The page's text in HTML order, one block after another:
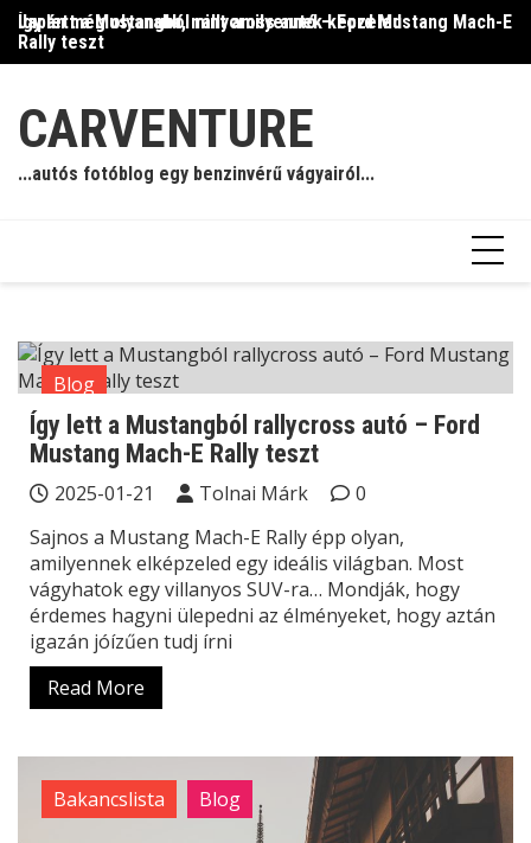
Skip
content
Így lett a Mustangból rallycross autó – Ford Mustang Mach-E
Rally teszt
Japán még olyanabb, mint amilyennek képzeled
CARVENTURE
...autós fotóblog egy benzinvérű vágyairól...
Blog
Így lett a Mustangból rallycross autó – Ford
Mustang Mach-E Rally teszt
2025-01-21 Tolnai Márk
0
Sajnos a Mustang Mach-E Rally épp olyan,
amilyennek elképzeled egy ideális világban. Most
vágyhatok egy villanyos SUV-ra… Mondják, hogy
érdemes hagyni ülepedni az élményeket, hogy aztán
igazán jóízűen tudj írni
Read More
Bakancslista Blog